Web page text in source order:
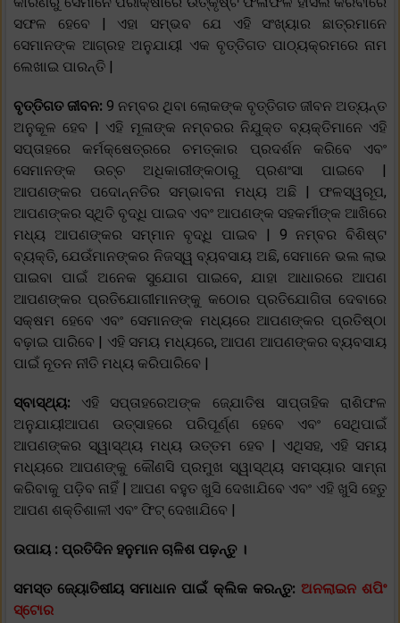
ସଫଳ ହେବେ | ଏହା ସମ୍ଭବ ଯେ ଏହି ସଂଖ୍ୟାର ଛାତ୍ରମାନେ
ସେମାନଙ୍କ ଆଗ୍ରହ ଅନୁଯାୟୀ ଏକ ବୃତ୍ତିଗତ ପାଠ୍ୟକ୍ରମରେ ନାମ
ଲେଖାଇ ପାରନ୍ତି |
ବୃତ୍ତିଗତ ଜୀବନ: 9 ନମ୍ବର ଥିବା ଲୋକଙ୍କ ବୃତ୍ତିଗତ ଜୀବନ ଅତ୍ୟନ୍ତ
ଅନୁକୂଳ ହେବ | ଏହି ମୂଳାଙ୍କ ନମ୍ବରର ନିଯୁକ୍ତ ବ୍ୟକ୍ତିମାନେ ଏହି
ସପ୍ତାହରେ କର୍ମକ୍ଷେତ୍ରରେ ଚମତ୍କାର ପ୍ରଦର୍ଶନ କରିବେ ଏବଂ
ସେମାନଙ୍କ ଉଚ୍ଚ ଅଧିକାରୀଙ୍କଠାରୁ ପ୍ରଶଂସା ପାଇବେ |
ଆପଣଙ୍କର ପଦୋନ୍ନତିର ସମ୍ଭାବନା ମଧ୍ୟ ଅଛି | ଫଳସ୍ୱରୂପ,
ଆପଣଙ୍କର ସ୍ଥିତି ବୃଦ୍ଧି ପାଇବ ଏବଂ ଆପଣଙ୍କ ସହକର୍ମୀଙ୍କ ଆଖିରେ
ମଧ୍ୟ ଆପଣଙ୍କର ସମ୍ମାନ ବୃଦ୍ଧି ପାଇବ | 9 ନମ୍ବର ବିଶିଷ୍ଟ
ବ୍ୟକ୍ତି, ଯେଉଁମାନଙ୍କର ନିଜସ୍ୱ ବ୍ୟବସାୟ ଅଛି, ସେମାନେ ଭଲ ଲାଭ
ପାଇବା ପାଇଁ ଅନେକ ସୁଯୋଗ ପାଇବେ, ଯାହା ଆଧାରରେ ଆପଣ
ଆପଣଙ୍କର ପ୍ରତିଯୋଗୀମାନଙ୍କୁ କଠୋର ପ୍ରତିଯୋଗିତା ଦେବାରେ
ସକ୍ଷମ ହେବେ ଏବଂ ସେମାନଙ୍କ ମଧ୍ୟରେ ଆପଣଙ୍କର ପ୍ରତିଷ୍ଠା
ବଢ଼ାଇ ପାରିବେ | ଏହି ସମୟ ମଧ୍ୟରେ, ଆପଣ ଆପଣଙ୍କର ବ୍ୟବସାୟ
ପାଇଁ ନୂତନ ନୀତି ମଧ୍ୟ କରିପାରିବେ |
ସ୍ବାସ୍ଥ୍ୟ: ଏହି ସପ୍ତାହରେଅଙ୍କ ଜ୍ଯୋତିଷ ସାପ୍ତାହିକ ରାଶିଫଳ
ଅନୁଯାୟୀଆପଣ ଉତ୍ସାହରେ ପରିପୂର୍ଣ୍ଣ ହେବେ ଏବଂ ସେଥିପାଇଁ
ଆପଣଙ୍କର ସ୍ୱାସ୍ଥ୍ୟ ମଧ୍ୟ ଉତ୍ତମ ହେବ | ଏଥିସହ, ଏହି ସମୟ
ମଧ୍ୟରେ ଆପଣଙ୍କୁ କୌଣସି ପ୍ରମୁଖ ସ୍ୱାସ୍ଥ୍ୟ ସମସ୍ୟାର ସାମ୍ନା
କରିବାକୁ ପଡ଼ିବ ନାହିଁ | ଆପଣ ବହୁତ ଖୁସି ଦେଖାଯିବେ ଏବଂ ଏହି ଖୁସି ହେତୁ
ଆପଣ ଶକ୍ତିଶାଳୀ ଏବଂ ଫିଟ୍ ଦେଖାଯିବେ |
ଉପାୟ : ପ୍ରତିଦିନ ହନୁମାନ ଚାଳିଶ ପଢ଼ନ୍ତୁ ।
ସମସ୍ତ ଜ୍ୟୋତିଷୀୟ ସମାଧାନ ପାଇଁ କ୍ଲିକ କରନ୍ତୁ: ଅନଲାଇନ ଶପିଂ
ସ୍ଟୋର